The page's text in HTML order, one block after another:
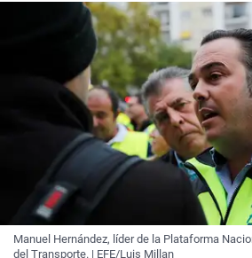
Manuel Hernández, líder de la Plataforma
del Transporte. | EFE/Luis Millan